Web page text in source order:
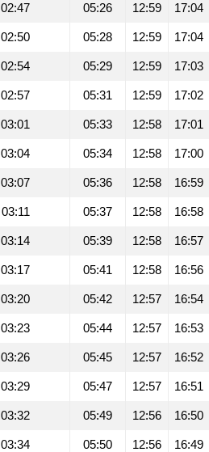
02:47 05:26 12:59 17:04
02:50 05:28 12:59 17:04
02:54 05:29 12:59 17:03
02:57 05:31 12:59 17:02
03:01 05:33 12:58 17:01
03:04 05:34 12:58 17:00
03:07 05:36 12:58 16:59
03:11 05:37 12:58 16:58
03:14 05:39 12:58 16:57
03:17 05:41 12:58 16:56
03:20 05:42 12:57 16:54
03:23 05:44 12:57 16:53
03:26 05:45 12:57 16:52
03:29 05:47 12:57 16:51
03:32 05:49 12:56 16:50
03:34 05:50 12:56 16:49